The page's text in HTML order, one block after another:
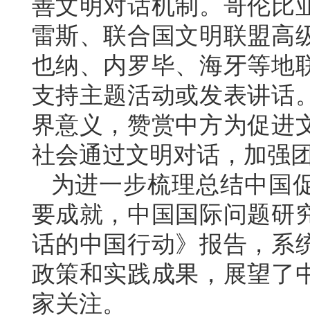
善文明对话机制。哥伦比
雷斯、联合国文明联盟高
也纳、内罗毕、海牙等地
支持主题活动或发表讲话
界意义，赞赏中方为促进
社会通过文明对话，加强
为进一步梳理总结中国
要成就，中国国际问题研
话的中国行动》报告，系
政策和实践成果，展望了
家关注。